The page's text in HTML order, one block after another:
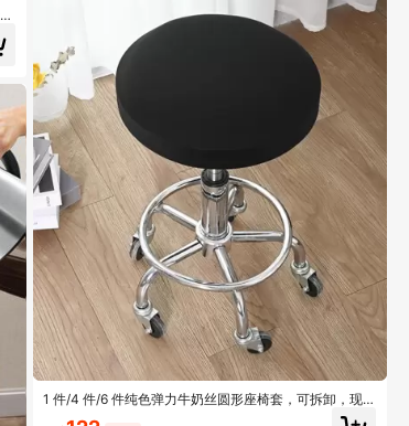
1 件/4 件/6 件纯色弹力牛奶丝圆形座椅套，可拆卸，现